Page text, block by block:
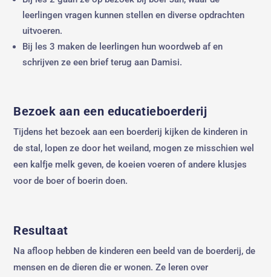
leerlingen vragen kunnen stellen en diverse opdrachten
uitvoeren.
Bij les 3 maken de leerlingen hun woordweb af en
schrijven ze een brief terug aan Damisi.
Bezoek aan een educatieboerderij
Tijdens het bezoek aan een boerderij kijken de kinderen in
de stal, lopen ze door het weiland, mogen ze misschien wel
een kalfje melk geven, de koeien voeren of andere klusjes
voor de boer of boerin doen.
Resultaat
Na afloop hebben de kinderen een beeld van de boerderij, de
mensen en de dieren die er wonen. Ze leren over